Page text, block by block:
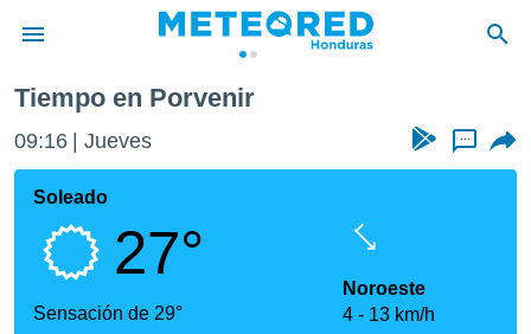
de
ha sido
calidad.
a este
Tiempo en Porvenir
09:16 Jueves ...
Soleado
27°
Sensación de 29°
Noroeste
4
13 km/h